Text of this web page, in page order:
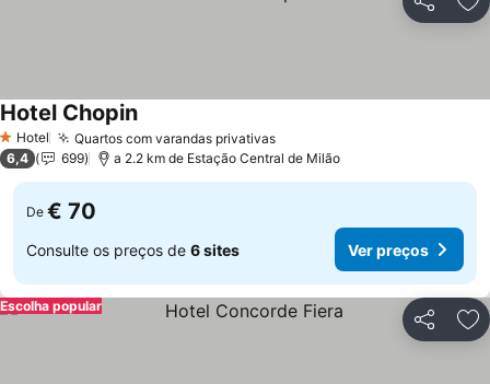
Partilhar
1 Estrelas
Hotel Quartos com varandas privativasVer preços
Hotel ChopinVer preços
6,4 699 a 2.2 km de Estação Central de Milão
De € 70
Consulte os preços de 6 sites Ver preços
Partilhar
Escolha popular